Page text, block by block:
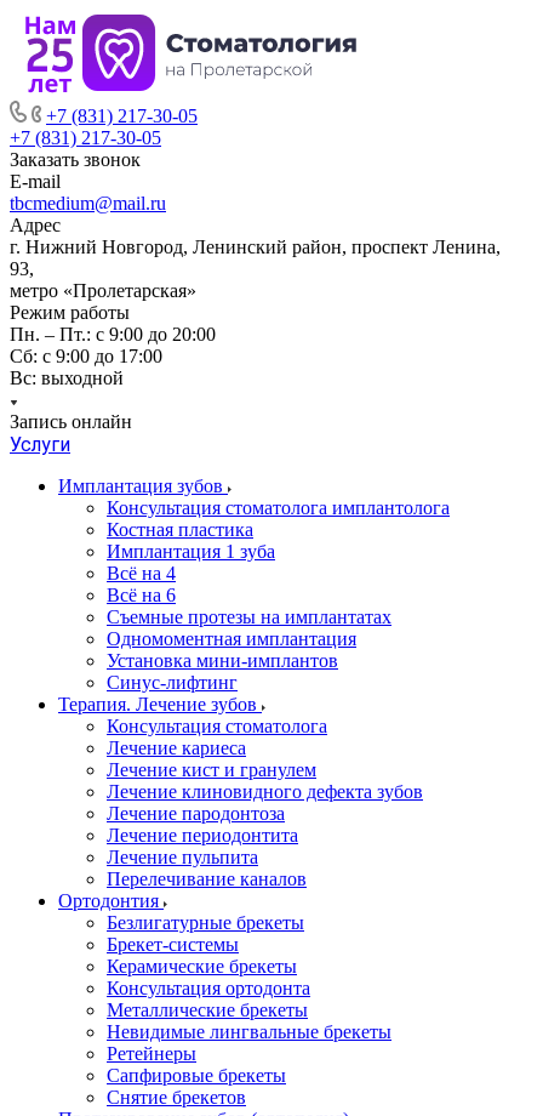
+7 (831) 217-30-05
+7 (831) 217-30-05
Заказать звонок
E-mail
tbcmedium@mail.ru
Адрес
г. Нижний Новгород, Ленинский район, проспект Ленина,
93,
метро «Пролетарская»
Режим работы
Пн. – Пт.: с 9:00 до 20:00
Cб: с 9:00 до 17:00
Вс: выходной
Запись онлайн
Услуги
Имплантация зубов
Консультация стоматолога имплантолога
Костная пластика
Имплантация 1 зуба
Всё на 4
Всё на 6
Съемные протезы на имплантатах
Одномоментная имплантация
Установка мини-имплантов
Синус-лифтинг
Терапия. Лечение зубов
Консультация стоматолога
Лечение кариеса
Лечение кист и гранулем
Лечение клиновидного дефекта зубов
Лечение пародонтоза
Лечение периодонтита
Лечение пульпита
Перелечивание каналов
Ортодонтия
Безлигатурные брекеты
Брекет-системы
Керамические брекеты
Консультация ортодонта
Металлические брекеты
Невидимые лингвальные брекеты
Ретейнеры
Сапфировые брекеты
Снятие брекетов